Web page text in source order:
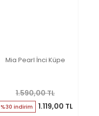
Mia Pearl İnci Küpe
1.590,00 TL
%30 indirim 1.119,00 TL